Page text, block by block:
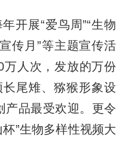
展“爱鸟周”“生物
传月”等主题宣传活
人次，发放的万份
尾雉、猕猴形象设
产品最受欢迎。更令
”生物多样性视频大